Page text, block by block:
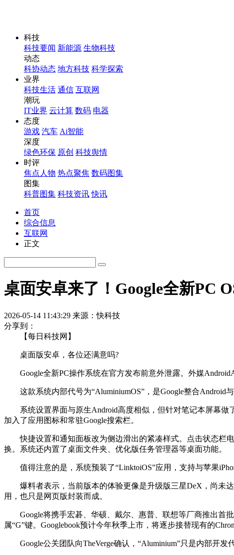
科技
科技要闻 新能源 生物科技
动态
科协动态 地方科技 科学探索
业界
科技生活 通信 互联网
潮玩
IT业界 云计算 数码 电器
态度
游戏 汽车 Ai智能
深度
绿色环保 原创 科技舆情
时评
焦点人物 热点聚焦 数码图集
图集
科普图集 科技资讯 快讯
首页
综合信息
互联网
正文
桌面安卓来了！Google全新PC
2026-05-14 11:43:29 来源：快科技
分享到：
【每日科技网】
桌面版安卓，各位还满意吗?
Google全新PC操作系统在官方发布前意外泄露。外媒
这款系统内部代号为“AluminiumOS”，是Google整合Android与
系统设置界面与原生Android高度相似，但针对笔记本屏幕做了
加入了应用图标和常驻Google搜索栏。
快捷设置和通知面板改为侧边滑出的紧凑样式。点击状态栏电
换。系统还内置了桌面文件夹、优化版任务管理器等桌面功能。
值得注意的是，系统预装了“LinktoiOS”应用，支持与苹果
爆料者表示，当前版本的体验更像是升级版三星DeX，尚未达
用，也只是网页版封装而成。
Google将携手宏碁、华硕、戴尔、惠普、联想等厂商推出首批
属“G”键。Googlebook预计今年秋季上市，将逐步接替现有的
Google公关团队向TheVerge确认，“Aluminium”只是内部开发